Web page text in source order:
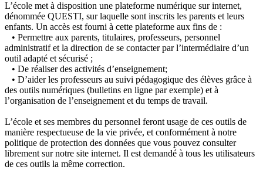
L’école met à disposition une plateforme numérique sur internet,
dénommée QUESTI, sur laquelle sont inscrits les parents et leurs
enfants. Un accès est fourni à cette plateforme aux fins de :
• Permettre aux parents, titulaires, professeurs, personnel
administratif et la direction de se contacter par l’intermédiaire d’un
outil adapté et sécurisé ;
• De réaliser des activités d’enseignement;
• D’aider les professeurs au suivi pédagogique des élèves grâce à
des outils numériques (bulletins en ligne par exemple) et à
l’organisation de l’enseignement et du temps de travail.
L’école et ses membres du personnel feront usage de ces outils de
manière respectueuse de la vie privée, et conformément à notre
politique de protection des données que vous pouvez consulter
librement sur notre site internet. Il est demandé à tous les utilisateurs
de ces outils la même correction.